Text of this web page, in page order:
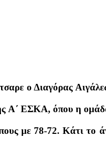
ο Διαγόρας
Α΄ ΕΣΚΑ, όπου η
με 78-72. Κάτι το